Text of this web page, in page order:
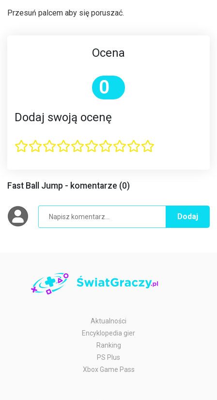
Przesuń palcem aby się poruszać.
Ocena
0
Dodaj swoją ocenę
Fast Ball Jump - komentarze (0)
Dodaj
Aktualności
Encyklopedia gier
Ranking
PS Plus
Xbox Game Pass